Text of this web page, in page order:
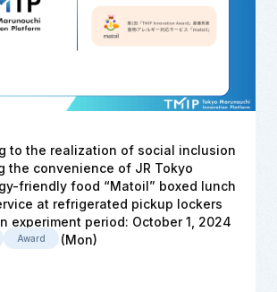
to the realization of social inclusion
the convenience of JR Tokyo
friendly food “Matoil” boxed lunch
at refrigerated pickup lockers
experiment period: October 1, 2024
31, 2025 (Mon)
Award